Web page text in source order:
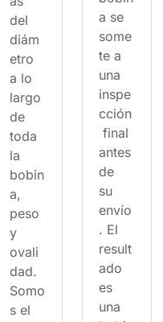
del
diám
etro
a lo
largo
de
toda
la
bobin
a,
peso
y
ovali
dad.
Somo
s el
a se
some
te a
una
inspe
cción
final
antes
de
su
envío
. El
result
ado
es
una